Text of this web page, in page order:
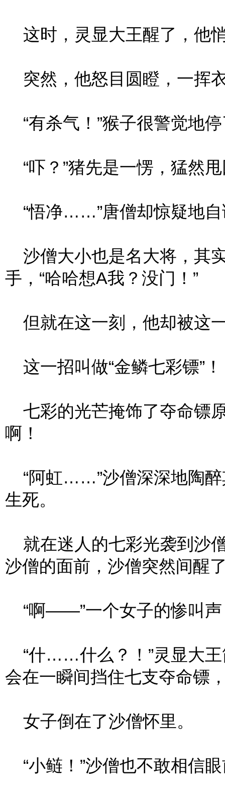
这时，灵显大王醒了，他
突然，他怒目圆瞪，一挥
“有杀气！”猴子很警觉地
“吓？”猪先是一愣，猛然
“悟净……”唐僧却惊疑地自
沙僧大小也是名大将，其
手，“哈哈想A我？没门！”
但就在这一刻，他却被这
这一招叫做“金鳞七彩镖”！
七彩的光芒掩饰了夺命镖
啊！
“阿虹……”沙僧深深地陶醉
生死。
就在迷人的七彩光袭到沙
沙僧的面前，沙僧突然间醒
“啊——”一个女子的惨叫声
“什……什么？！”灵显大王
会在一瞬间挡住七支夺命镖
女子倒在了沙僧怀里。
“小鲢！”沙僧也不敢相信